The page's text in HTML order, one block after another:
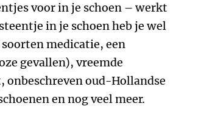
voor in je schoen – werkt
in je schoen heb je wel
medicatie, een
gevallen), vreemde
oud-Hollandse
en nog veel meer.